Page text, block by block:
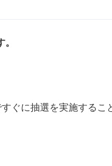
ぐに抽選を実施するこ